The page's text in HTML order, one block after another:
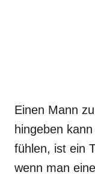
Einen Mann
hingeben
fühlen, ist ein
wenn man